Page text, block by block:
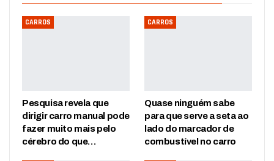
CARROS
Pesquisa revela que
dirigir carro manual pode
fazer muito mais pelo
cérebro do que…
CARROS
Quase ninguém sabe
para que serve a seta ao
lado do marcador de
combustível no carro